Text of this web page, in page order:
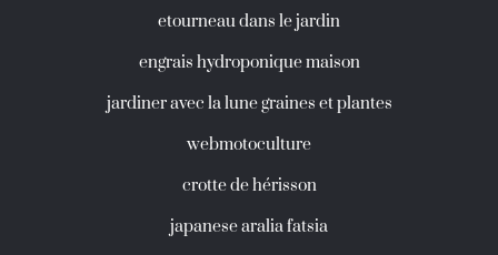
etourneau dans le jardin
engrais hydroponique maison
jardiner avec la lune graines et plantes
webmotoculture
crotte de hérisson
japanese aralia fatsia